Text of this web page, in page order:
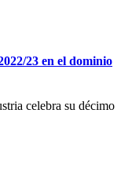
23 en el dominio